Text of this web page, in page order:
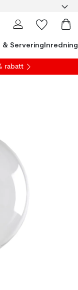
& ServeringInredning
rabatt